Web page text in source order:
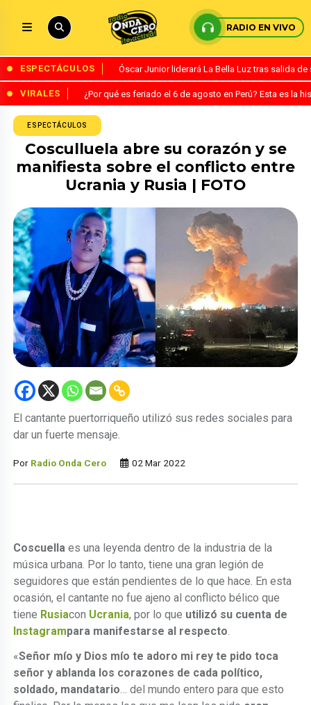
RADIO EN VIVO
ESPECTÁCULOS Óscar Junior liderará La Bella Luz tras salida
VIRALES ¿Por qué es feriado el 6 de agosto en Perú? Esta es la
ESPECTÁCULOS
Cosculluela abre su corazón y se
manifiesta sobre el conflicto entre
Ucrania y Rusia | FOTO
El cantante puertorriqueño utilizó sus redes sociales para
dar un fuerte mensaje.
Por Radio Onda Cero 02 Mar 2022
Coscuella es una leyenda dentro de la industria de la
música urbana. Por lo tanto, tiene una gran legión de
seguidores que están pendientes de lo que hace. En esta
ocasión, el cantante no fue ajeno al conflicto bélico que
tiene Rusiacon Ucrania, por lo que utilizó su cuenta de
Instagrampara manifestarse al respecto
«Señor mío y Dios mío te adoro mi rey te pido toca
señor y ablanda los corazones de cada político,
soldado, mandatario … del mundo entero para que esto